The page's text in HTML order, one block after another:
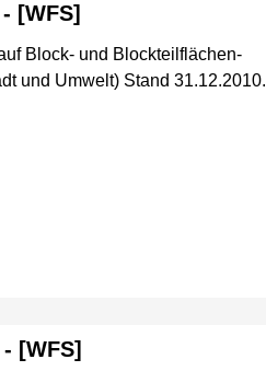
[WFS]
Block- und Blockteilflächen-
und Umwelt) Stand 31.12.2010.
[WFS]